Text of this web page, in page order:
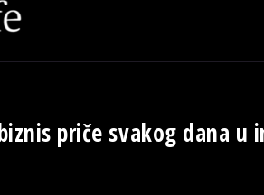
priče svakog dana u